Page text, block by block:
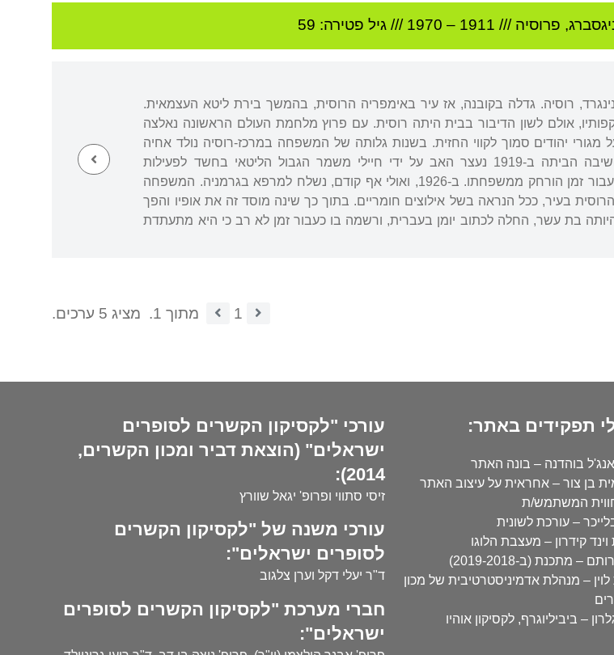
, פרוסיה ///
1911
–
1970 /// גיל פטירה: 59
רוסיה. גדלה בקובנה, אז עיר באימפריה הרוסית, בהמשך בירת ליטא העצמאית.
אולם לשון הדיבור בבית היתה רוסית. עם פרוץ מלחמת העולם הראשונה נאלצה
יהודים סמוך לקווי החזית. בשנות גלותה של המשפחה במרכז-רוסיה נולד אחיה
היחיד עמנואל, שנפטר בהיותו כבן שנה. בעת השיבה הביתה ב-1919 נעצר האב על ידי חיילי משמר הגבול הליטאי בחשד לפעילות
בולשביסטית ועבר עינויים. הוא התמוטט נפשית וכעבור זמן הורחק ממשפחתו. ב-1926, ואולי אף קודם, נשלח למרפא בגרמניה. המשפחה
בעיר, ככל הנראה בשל אילוצים חומריים. בתוך כך שינה מוסד זה את אופיו והפך
בת עשר, החלה לכתוב יומן בעברית, ורשמה בו כעבור זמן לא רב כי היא מתעתדת
1 מתוך 1. מציג 5 ערכים.
תפקידים באתר:
אנג'ל בוהדנה – בונה האתר
בן צור – אחראית על עיצוב האתר
המשתמש/ת
– עורכת לשונית
וינד קידרון – מעצבת הלוגו
– מתכנת (ב-2019-2018)
לוין – מנהלת אדמיניסטרטיבית של מכון
– ביביליוגרף, לקסיקון אוהיו
עורכי "לקסיקון הקשרים לסופרים
ישראלים" (הוצאת דביר ומכון הקשרים,
2014):
זיסי סתווי ופרופ' יגאל שוורץ
עורכי משנה של "לקסיקון הקשרים
לסופרים ישראלים":
ד"ר יעלי דקל וערן צלגוב
חברי מערכת "לקסיקון הקשרים לסופרים
ישראלים":